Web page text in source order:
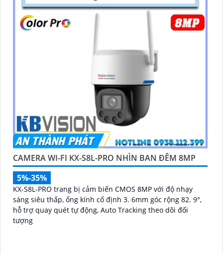
CAMERA WI-FI KX-S8L-PRO NHÌN BAN ĐÊM 8MP
5%-35%
KX-S8L-PRO trang bị cảm biến CMOS 8MP với độ nhạy
sáng siêu thấp, ống kính cố định 3. 6mm góc rộng 82. 9°,
hỗ trợ quay quét tự động, Auto Tracking theo dõi đối
tượng